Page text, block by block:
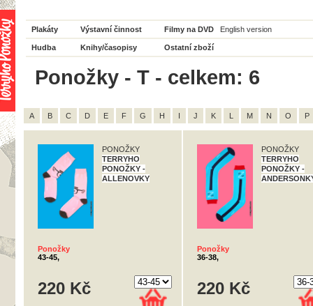
Plakáty Výstavní činnost Filmy na DVD English version
Hudba Knihy/časopisy Ostatní zboží
Ponožky - T - celkem: 6
A B C D E F G H I J K L M N O P
PONOŽKY
TERRYHO
PONOŽKY -
ALLENOVKY
Ponožky
43-45,
220 Kč
PONOŽKY
TERRYHO
PONOŽKY -
Ponožky
36-38,
220 Kč